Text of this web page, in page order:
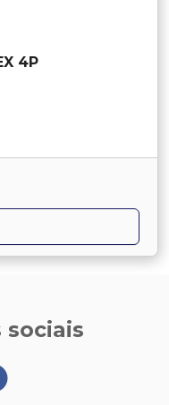
4P
sociais